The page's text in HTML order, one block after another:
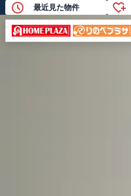
最近見た物件